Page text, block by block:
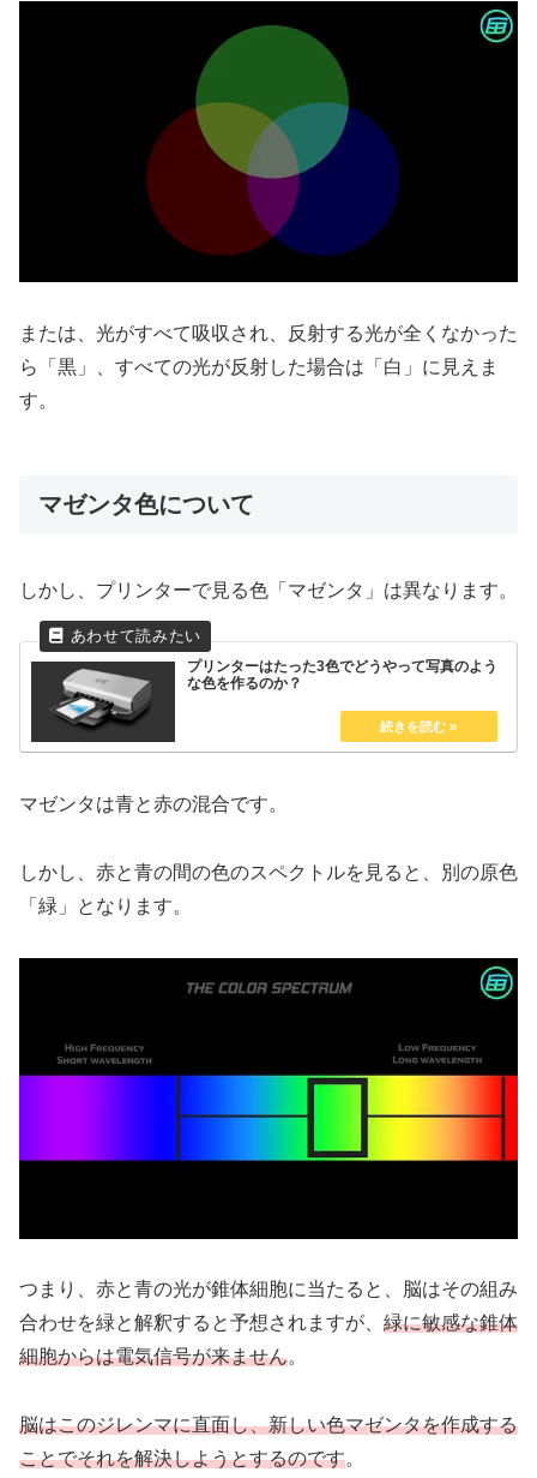
または、光がすべて吸収され、反射する光が全くなかった
ら「黒」、すべての光が反射した場合は「白」に見えま
す。
マゼンタ色について
しかし、プリンターで見る色「マゼンタ」は異なります。
プリンターはたった3色でどうやって写真のよう
な色を作るのか？
マゼンタは青と赤の混合です。
しかし、赤と青の間の色のスペクトルを見ると、別の原色
「緑」となります。
つまり、赤と青の光が錐体細胞に当たると、脳はその組み
合わせを緑と解釈すると予想されますが、 緑に敏感な錐体
細胞からは電気信号が来ません。
脳はこのジレンマに直面し、新しい色マゼンタを作成する
ことでそれを解決しようとするのです。